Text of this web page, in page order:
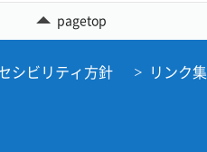
pagetop
シビリティ方針 リンク集